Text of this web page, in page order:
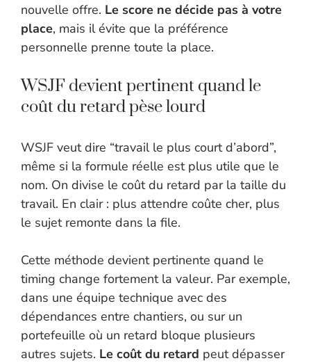
nouvelle offre. Le score ne décide pas à votre
place, mais il évite que la préférence
personnelle prenne toute la place.
WSJF devient pertinent quand le
coût du retard pèse lourd
WSJF veut dire “travail le plus court d’abord”,
même si la formule réelle est plus utile que le
nom. On divise le coût du retard par la taille du
travail. En clair : plus attendre coûte cher, plus
le sujet remonte dans la file.
Cette méthode devient pertinente quand le
timing change fortement la valeur. Par exemple,
dans une équipe technique avec des
dépendances entre chantiers, ou sur un
portefeuille où un retard bloque plusieurs
autres sujets. Le coût du retard peut dépasser